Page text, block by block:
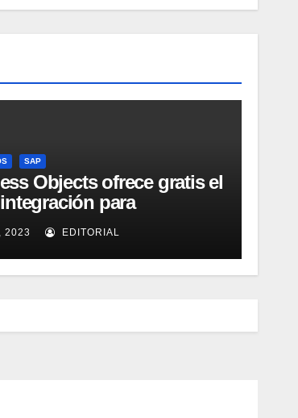
SAP
Objects ofrece gratis el
para
Office SharePoint
2007
2023 EDITORIAL